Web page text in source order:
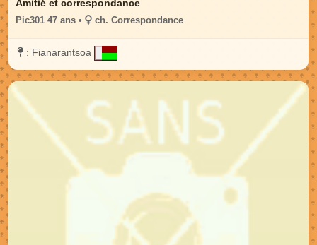
Amitié et correspondance
Pic301 47 ans • ch. Correspondance
: Fianarantsoa